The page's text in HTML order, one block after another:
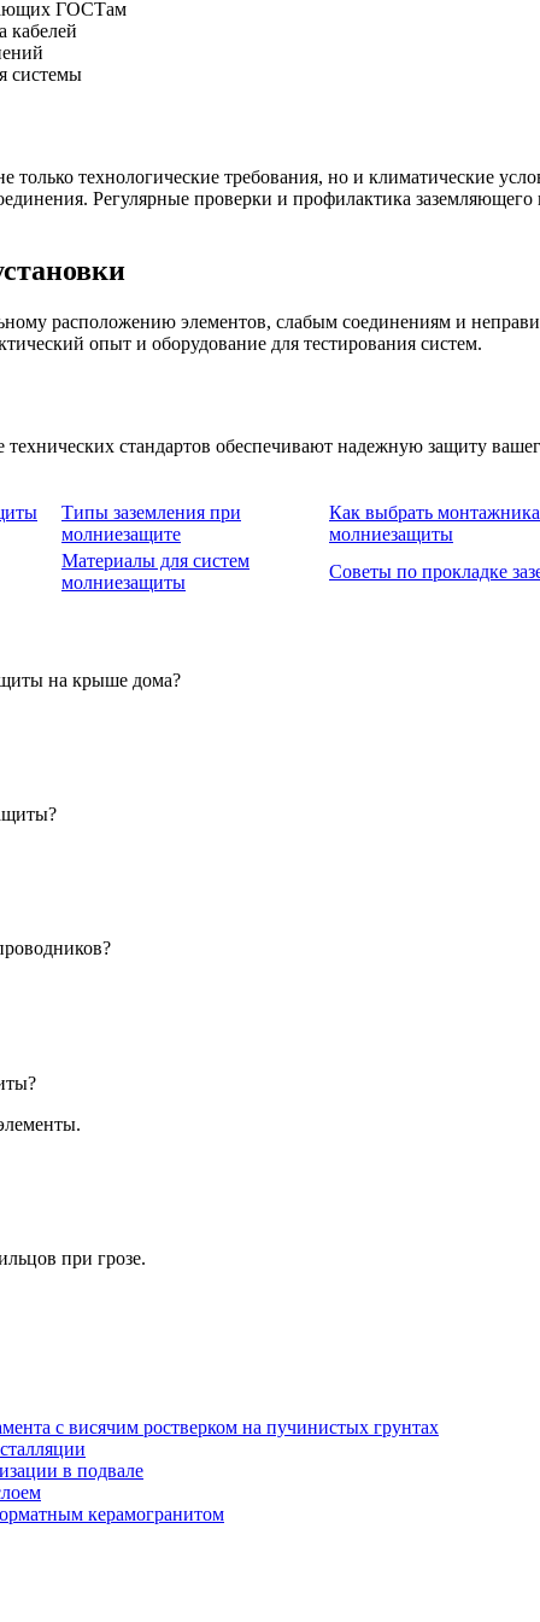
ГОСТам
кабелей
системы
технологические требования, но и климатические
Регулярные проверки и профилактика
расположению элементов, слабым соединениям и
опыт и оборудование для тестирования систем.
стандартов обеспечивают надежную защиту
Типы заземления при
молниезащите
Как выбрать
молниезащиты
Материалы для систем
молниезащиты
Советы по прокладке
на крыше дома?
при грозе.
с висячим ростверком на пучинистых грунтах
в подвале
керамогранитом